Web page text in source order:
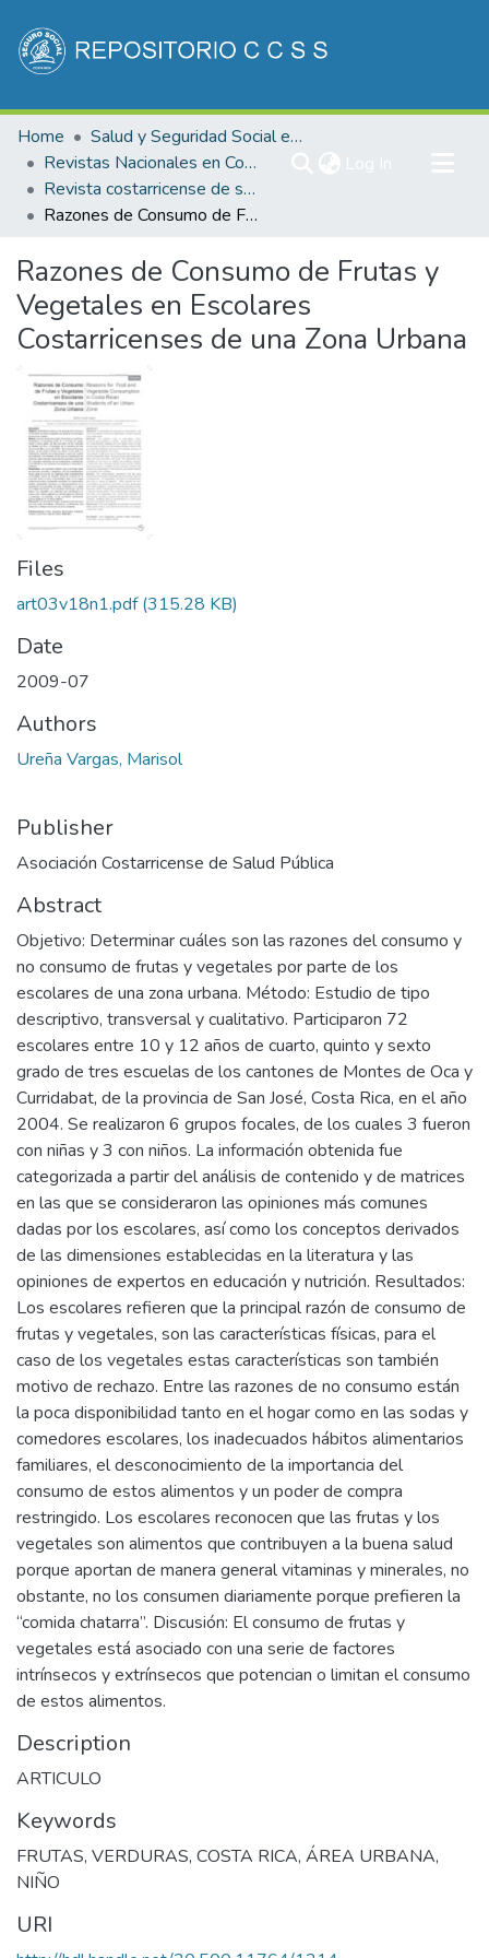
Communities & Collections
All of DSpace
Statistics
Home
Salud y Seguridad Social en Costa Rica
Revistas Nacionales en Costa Rica
Revista costarricense de salud Pública
Razones de Consumo de Frutas y Vegetales en Escolares Costarricenses de una Zona Urbana
Razones de Consumo de Frutas y
Vegetales en Escolares
Costarricenses de una Zona Urbana
Files
art03v18n1.pdf(315.28 KB)
Date
2009-07
Authors
Ureña Vargas, Marisol
Publisher
Asociación Costarricense de Salud Pública
Abstract
Objetivo: Determinar cuáles son las razones del consumo y
no consumo de frutas y vegetales por parte de los
escolares de una zona urbana. Método: Estudio de tipo
descriptivo, transversal y cualitativo. Participaron 72
escolares entre 10 y 12 años de cuarto, quinto y sexto
grado de tres escuelas de los cantones de Montes de Oca y
Curridabat, de la provincia de San José, Costa Rica, en el año
2004. Se realizaron 6 grupos focales, de los cuales 3 fueron
con niñas y 3 con niños. La información obtenida fue
categorizada a partir del análisis de contenido y de matrices
en las que se consideraron las opiniones más comunes
dadas por los escolares, así como los conceptos derivados
de las dimensiones establecidas en la literatura y las
opiniones de expertos en educación y nutrición. Resultados:
Los escolares refieren que la principal razón de consumo de
frutas y vegetales, son las características físicas, para el
caso de los vegetales estas características son también
motivo de rechazo. Entre las razones de no consumo están
la poca disponibilidad tanto en el hogar como en las sodas y
comedores escolares, los inadecuados hábitos alimentarios
familiares, el desconocimiento de la importancia del
consumo de estos alimentos y un poder de compra
restringido. Los escolares reconocen que las frutas y los
vegetales son alimentos que contribuyen a la buena salud
porque aportan de manera general vitaminas y minerales, no
obstante, no los consumen diariamente porque prefieren la
“comida chatarra”. Discusión: El consumo de frutas y
vegetales está asociado con una serie de factores
intrínsecos y extrínsecos que potencian o limitan el consumo
de estos alimentos.
Description
ARTICULO
Keywords
FRUTAS, VERDURAS, COSTA RICA, ÁREA URBANA,
NIÑO
URI